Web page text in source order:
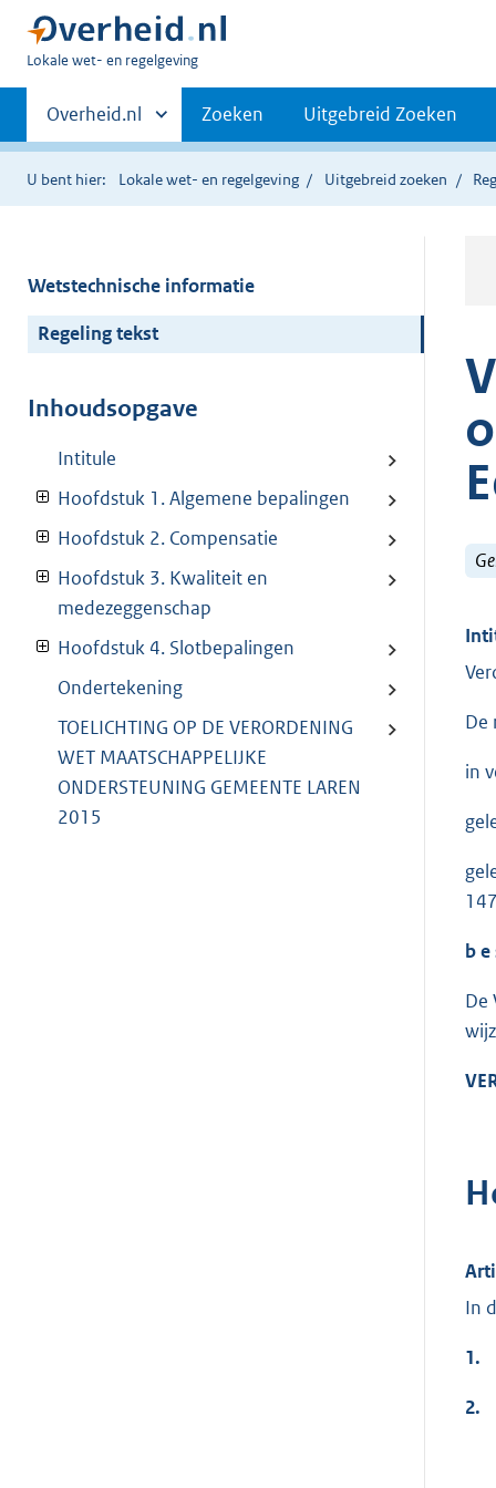
U
hier:
Lokale wet- en regelgeving
Primaire
navigatie
Andere
sites
binnen
Overheid.nl Zoeken Uitgebreid Zoeken
U bent hier: Lokale wet- en regelgeving Uitgebreid zoeken
Wetstechnische informatie
Regeling tekst
Inhoudsopgave
Intitule
Hoofdstuk 1. Algemene bepalingen
Hoofdstuk 2. Compensatie
Hoofdstuk 3. Kwaliteit en
medezeggenschap
Hoofdstuk 4. Slotbepalingen
Ondertekening
TOELICHTING OP DE VERORDENING
WET MAATSCHAPPELIJKE
ONDERSTEUNING GEMEENTE LAREN
2015
De
in
b e
De
In
1.
2.